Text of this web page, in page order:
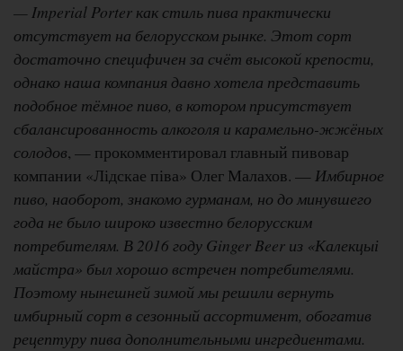
— Imperial Porter как стиль пива практически
отсутствует на белорусском рынке. Этот сорт
достаточно специфичен за счёт высокой крепости,
однако наша компания давно хотела представить
подобное тёмное пиво, в котором присутствует
сбалансированность алкоголя и карамельно-жжёных
солодов, — прокомментировал главный пивовар
компании «Лідскае піва» Олег Малахов. — Имбирное
пиво, наоборот, знакомо гурманам, но до минувшего
года не было широко известно белорусским
потребителям. В 2016 году Ginger Beer из «Калекцыі
майстра» был хорошо встречен потребителями.
Поэтому нынешней зимой мы решили вернуть
имбирный сорт в сезонный ассортимент, обогатив
рецептуру пива дополнительными ингредиентами.